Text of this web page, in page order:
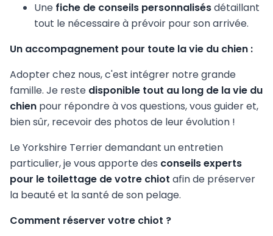
Une fiche de conseils personnalisésdétaillant
tout le nécessaire à prévoir pour son arrivée.
Un accompagnement pour toute la vie du chien :
Adopter chez nous, c'est intégrer notre grande
famille. Je reste disponible tout au long de la vie du
chien pour répondre à vos questions, vous guider et,
bien sûr, recevoir des photos de leur évolution !
Le Yorkshire Terrier demandant un entretien
particulier, je vous apporte des conseils experts
pour le toilettage de votre chiot afin de préserver
la beauté et la santé de son pelage.
Comment réserver votre chiot ?